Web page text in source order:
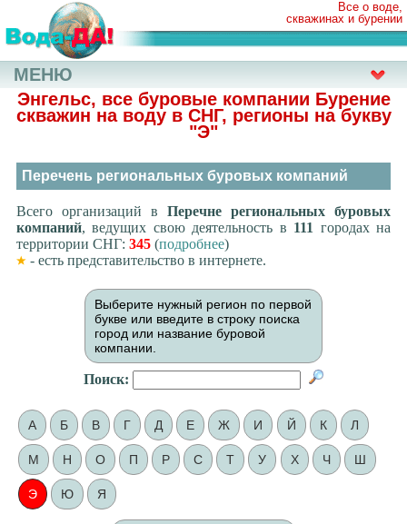
Все о воде,
скважинах и бурении
Энгельс, все буровые компании Бурение
скважин на воду в СНГ, регионы на букву
"Э"
Перечень региональных буровых компаний
Всего организаций вПеречне региональных буровых
компаний, ведущих свою деятельность в 111 городах на
территории СНГ: 345(подробнее)
- есть представительство в интернете.
Выберите нужный регион по первой
букве или введите в строку поиска
город или название буровой
компании.
Поиск:
А Б В Г Д Е Ж И Й К Л
М Н О П Р С Т У Х Ч Ш
Э Ю Я
МЕНЮ